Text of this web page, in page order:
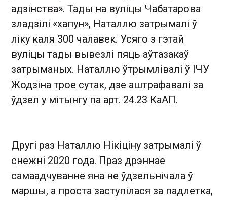
адзінства». Тады на вуліцы Чабатарова
зладзілі «хапун», Наталлю затрымалі ў
ліку каля 300 чалавек. Усяго з гэтай
вуліцы тады вывезлі пяць аўтазакаў
затрыманых. Наталлю ўтрымлівалі ў ІЧУ
Жодзіна трое сутак, дзе аштрафавалі за
ўдзел у мітынгу па арт. 24.23 КаАП.
Другі раз Наталлю Нікіціну затрымалі ў
снежні 2020 года. Праз дрэннае
самаадчуванне яна не ўдзельнічала ў
маршы, а проста заступілася за падлетка,